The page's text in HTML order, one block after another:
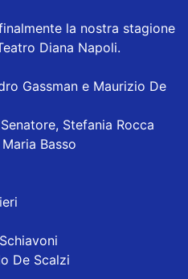
la nostra stagione
Diana Napoli.
Gassman e Maurizio De
Stefania Rocca
Basso
De Scalzi